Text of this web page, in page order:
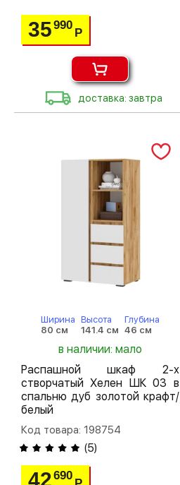
35990
Р
доставка: завтра
Ширина
80 см
Высота
141.4 см
Глубина
46 см
в наличии: мало
Распашной шкаф 2-х
створчатый Хелен ШК 03 в
спальню дуб золотой крафт/
белый
Код товара: 198754
(5)
42690